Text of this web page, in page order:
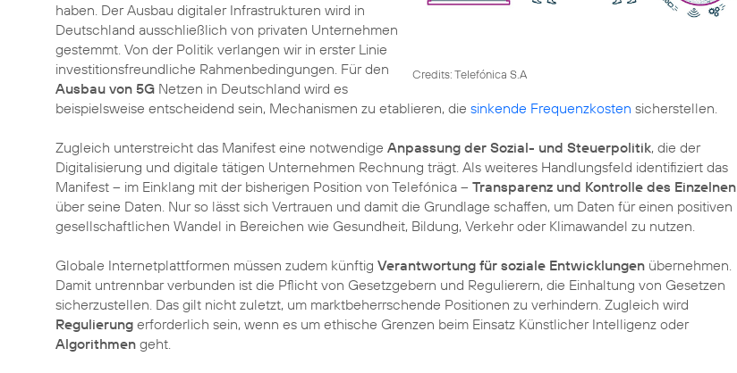
Credits: Telefónica S.A
haben. Der Ausbau digitaler Infrastrukturen wird in
Deutschland ausschließlich von privaten Unternehmen
gestemmt. Von der Politik verlangen wir in erster Linie
investitionsfreundliche Rahmenbedingungen. Für den
Ausbau von 5G Netzen in Deutschland wird es
beispielsweise entscheidend sein, Mechanismen zu etablieren, die sinkende Frequenzkosten sicherstellen.
Zugleich unterstreicht das Manifest eine notwendige Anpassung der Sozial- und Steuerpolitik, die der
Digitalisierung und digitale tätigen Unternehmen Rechnung trägt. Als weiteres Handlungsfeld identifiziert das
Manifest – im Einklang mit der bisherigen Position von Telefónica – Transparenz und Kontrolle des Einzelnen
über seine Daten. Nur so lässt sich Vertrauen und damit die Grundlage schaffen, um Daten für einen positiven
gesellschaftlichen Wandel in Bereichen wie Gesundheit, Bildung, Verkehr oder Klimawandel zu nutzen.
Globale Internetplattformen müssen zudem künftig Verantwortung für soziale Entwicklungen übernehmen.
Damit untrennbar verbunden ist die Pflicht von Gesetzgebern und Regulierern, die Einhaltung von Gesetzen
sicherzustellen. Das gilt nicht zuletzt, um marktbeherrschende Positionen zu verhindern. Zugleich wird
Regulierung erforderlich sein, wenn es um ethische Grenzen beim Einsatz Künstlicher Intelligenz oder
Algorithmen geht.